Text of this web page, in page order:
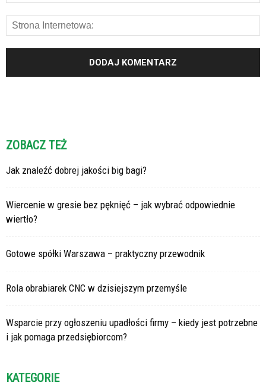
ZOBACZ TEŻ
Jak znaleźć dobrej jakości big bagi?
Wiercenie w gresie bez pęknięć – jak wybrać odpowiednie
wiertło?
Gotowe spółki Warszawa – praktyczny przewodnik
Rola obrabiarek CNC w dzisiejszym przemyśle
Wsparcie przy ogłoszeniu upadłości firmy – kiedy jest potrzebne
i jak pomaga przedsiębiorcom?
KATEGORIE